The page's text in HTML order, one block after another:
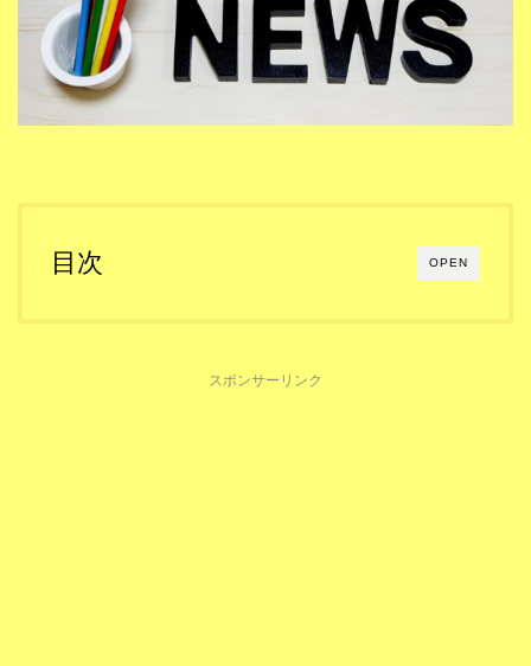
OPEN
目次
スポンサーリンク